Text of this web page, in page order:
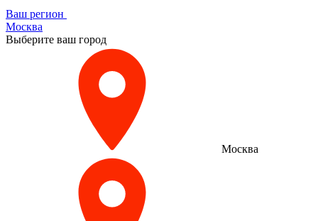
Ваш регион
Москва
Выберите ваш город
Москва